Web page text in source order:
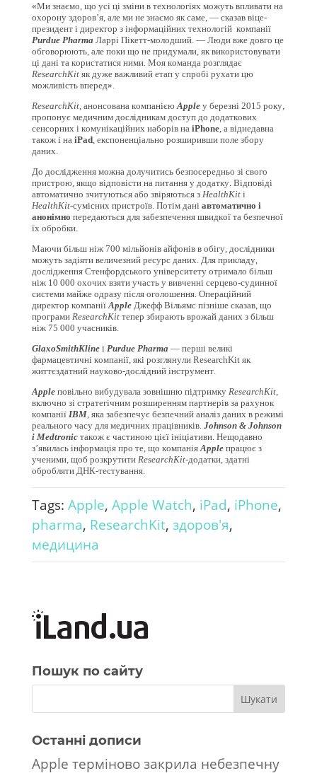
«Ми знаємо, що усі ці зміни в технологіях можуть впливати на
охорону здоров’я, але ми не знаємо як саме, — сказав віце-
президент і директор з інформаційних технологій компанії
Purdue Pharma Ларрі Пікетт-молодший. — Люди вже довго це
обговорюють, але поки що не придумали, як використовувати
ці дані та користатися ними. Моя команда розглядає
ResearchKitяк дуже важливий етап у спробі рухати цю
можливість вперед».
ResearchKit, анонсована компанієюAppleу березні 2015 року,
пропонує медичним дослідникам доступ до додаткових
сенсорних і комунікаційних наборів на iPhone, а віднедавна
також і на iPad, експоненціально розширивши поле збору
даних.
До дослідження можна долучитись безпосередньо зі свого
пристрою, якщо відповісти на питання у додатку. Відповіді
автоматично зчитуються або звіряються з HealthKitі
HealthKit-сумісних пристроїв. Потім дані автоматично і
анонімно передаються для забезпечення швидкої та безпечної
їх обробки.
Маючи більш ніж 700 мільйонів айфонів в обігу, дослідники
можуть задіяти величезний ресурс даних. Для прикладу,
дослідження Стенфордського університету отримало більш
ніж 10 000 охочих взяти участь у вивченні серцево-судинної
системи майже одразу після оголошення. Операційний
директор компаніїAppleДжефф Вільямс пізніше сказав, що
програми ResearchKitтепер збирають врожай даних з більш
ніж 75 000 учасників.
GlaxoSmithKlineі Purdue Pharma — перші великі
фармацевтичні компанії, які розглянули ResearchKit як
життєздатний науково-дослідний інструмент.
Appleповільно вибудувала зовнішню підтримку ResearchKit,
включно зі стратегічним розширенням партнерів за рахунок
компанії IBM, яка забезпечує безпечний аналіз даних в режимі
реального часу для медичних працівників. Johnson & Johnson
і Medtronicтакож є частиною цієї ініціативи. Нещодавно
з’явилась інформація про те, що компаніяAppleпрацює з
ученими, щоб розкрутити ResearchKit-додатки, здатні
обробляти ДНК-тестування.
Tags: Apple, Apple Watch, iPad, iPhone,
pharma, ResearchKit, здоров'я,
медицина
Пошук по сайту
Останні дописи
Apple терміново закрила небезпечну